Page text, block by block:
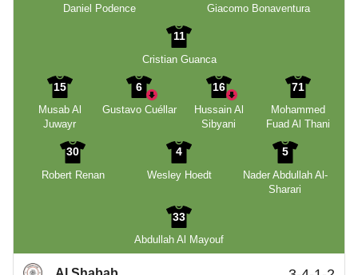
Daniel Podence
Giacomo Bonaventura
11
Cristian Guanca
15
Musab Al
Juwayr
6
Gustavo Cuéllar
16
Hussain Al
Sibyani
71
Mohammed
Fuad Al Thani
30
Robert Renan
4
Wesley Hoedt
5
Nader Abdullah Al-
Sharari
33
Abdullah Al Mayouf